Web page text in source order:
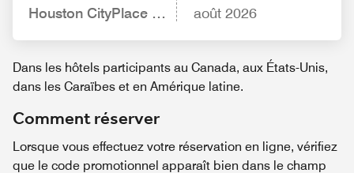
Houston CityPlace Marriott at Springwoods Village
août 2026
Dans les hôtels participants au Canada, aux États-Unis,
dans les Caraïbes et en Amérique latine.
Comment réserver
Lorsque vous effectuez votre réservation en ligne, vérifiez
que le code promotionnel apparaît bien dans le champ